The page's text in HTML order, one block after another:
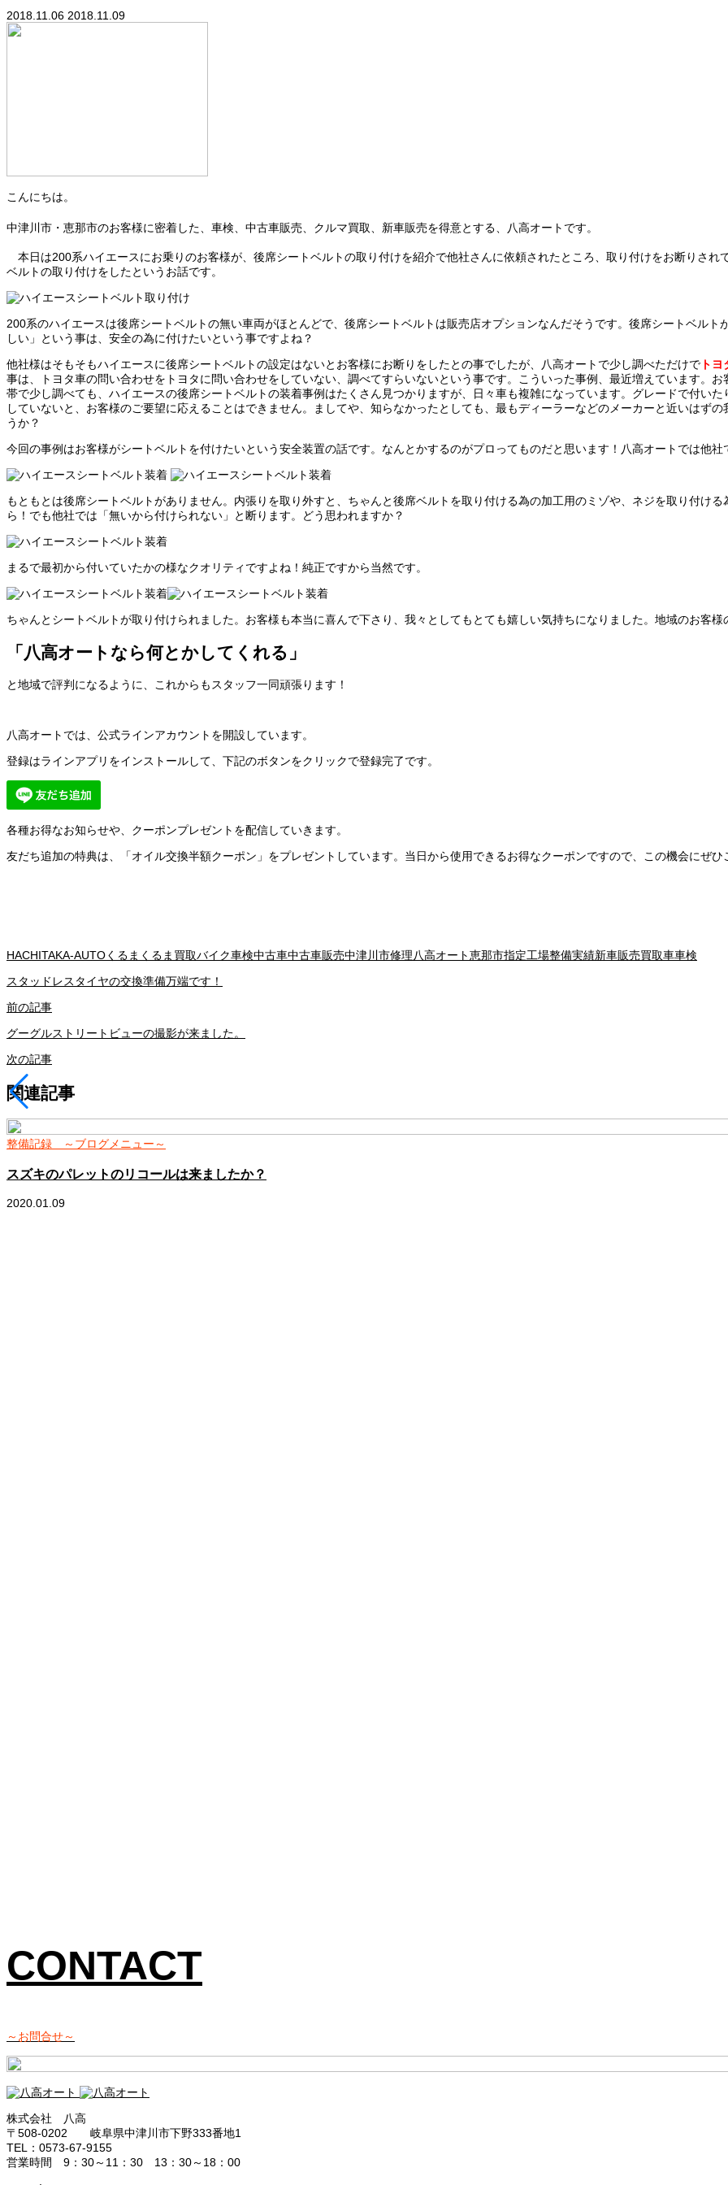
2018.11.06 2018.11.09
こんにちは。
中津川市・恵那市のお客様に密着した、車検、中古車販売、クルマ買取、新車販売を得意とする、八高オートです。
本日は200系ハイエースにお乗りのお客様が、後席シートベルトの取り付けを紹介で他社さんに依頼されたところ、取り付けをお断りされ
ベルトの取り付けをしたというお話です。
200系のハイエースは後席シートベルトの無い車両がほとんどで、後席シートベルトは販売店オプションなんだそうです。後席シートベル
しい」という事は、安全の為に付けたいという事ですよね？
他社様はそもそもハイエースに後席シートベルトの設定はないとお客様にお断りをしたとの事でしたが、八高オートで少し調べただけで ト
事は、トヨタ車の問い合わせをトヨタに問い合わせをしていない、調べてすらいないという事です。こういった事例、最近増えています。
帯で少し調べても、ハイエースの後席シートベルトの装着事例はたくさん見つかりますが、日々車も複雑になっています。グレードで付い
していないと、お客様のご要望に応えることはできません。ましてや、知らなかったとしても、最もディーラーなどのメーカーと近いはず
うか？
今回の事例はお客様がシートベルトを付けたいという安全装置の話です。なんとかするのがプロってものだと思います！八高オートでは他
もともとは後席シートベルトがありません。内張りを取り外すと、ちゃんと後席ベルトを取り付ける為の加工用のミゾや、ネジを取り付け
ら！でも他社では「無いから付けられない」と断ります。どう思われますか？
まるで最初から付いていたかの様なクオリティですよね！純正ですから当然です。
ちゃんとシートベルトが取り付けられました。お客様も本当に喜んで下さり、我々としてもとても嬉しい気持ちになりました。地域のお客様
「八高オートなら何とかしてくれる」
と地域で評判になるように、これからもスタッフ一同頑張ります！
八高オートでは、公式ラインアカウントを開設しています。
登録はラインアプリをインストールして、下記のボタンをクリックで登録完了です。
各種お得なお知らせや、クーポンプレゼントを配信していきます。
友だち追加の特典は、「オイル交換半額クーポン」をプレゼントしています。当日から使用できるお得なクーポンですので、この機会にぜひ
HACHITAKA-AUTOくるま くるま買取バイク車検中古車中古車販売中津川市修理八高オート恵那市指定工場整備実績新車販売買取車車検
スタッドレスタイヤの交換準備万端です！
前の記事
グーグルストリートビューの撮影が来ました。
次の記事
関連記事
整備記録 ～ブログメニュー～
スズキのパレットのリコールは来ましたか？
2020.01.09
CONTACT
～お問合せ～
株式会社 八高
〒508-0202 岐阜県中津川市下野333番地1
TEL：0573-67-9155
営業時間 9：30～11：30 13：30～18：00